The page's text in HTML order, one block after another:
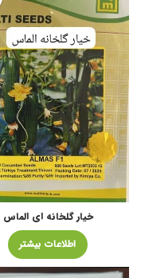
خیار گلخانه ای الماس
اطلاعات بیشتر